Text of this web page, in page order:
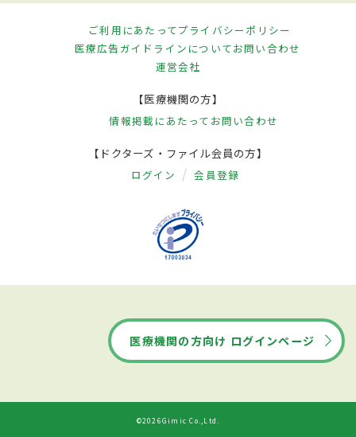
ご利用にあたってプライバシーポリシー
医療広告ガイドラインについてお問い合わせ
運営会社
【医療機関の方】
情報掲載にあたって お問い合わせ
【ドクターズ・ファイル会員の方】
ログイン 会員登録
医療機関の方向け ログインページ
©2026Gimic Co.,Ltd.